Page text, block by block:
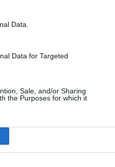
Data.
Data for Targeted
Sale, and/or Sharing
the Purposes for which it
novērtēt, vai
paaugstinātā
mazuli vai viegli
vai silta vanna, taču
zarnās, turklāt
ka zīdainis no
Svarīgi, lai ēšanas laikā
sagaidīta atraudziņa.